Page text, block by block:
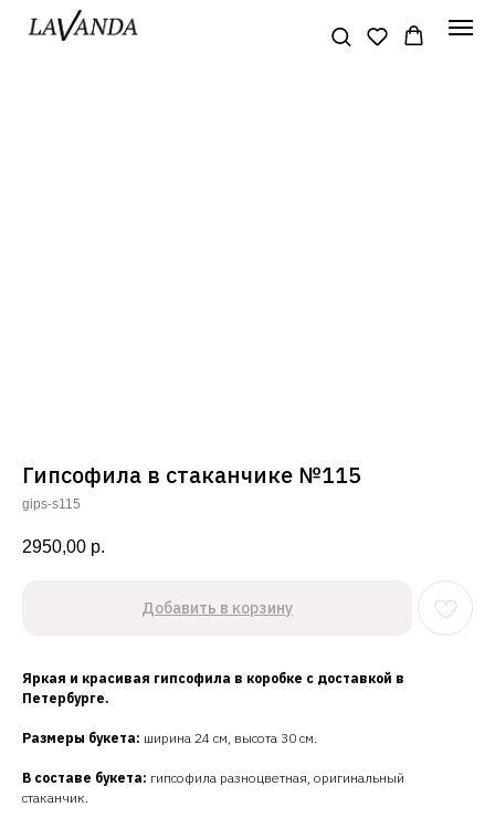
Гипсофила в стаканчике №115
gips-s115
2950,00 р.
Добавить в корзину
Яркая и красивая гипсофила в коробке с доставкой в
Петербурге.
Размеры букета: ширина 24 см, высота 30 см.
В составе букета: гипсофила разноцветная, оригинальный
стаканчик.